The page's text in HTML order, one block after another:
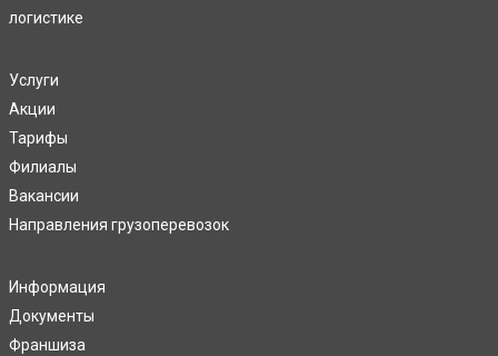
логистике
Услуги
Акции
Тарифы
Филиалы
Вакансии
Направления грузоперевозок
Информация
Документы
Франшиза